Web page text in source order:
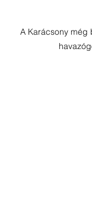
A Karácsony